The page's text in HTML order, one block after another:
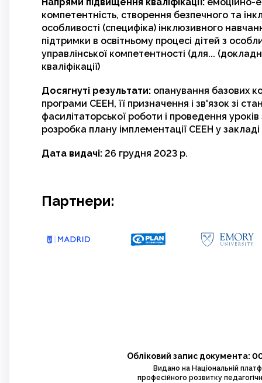
компетентність, створення безпечного та
особливості (специфіка) інклюзивного
підтримки в освітньому процесі дітей з
управлінської компетентності (для...
кваліфікації)
Досягнуті результати: опанування базових
програми СЕЕН, її призначення і зв'язок зі
фасилітаторської роботи і проведення
розробка плану імплементації СЕЕН у закладі
Дата видачі: 26 грудня 2023 р.
Партнери:
Обліковий запис документа:
Видано на Національній
професійного розвитку